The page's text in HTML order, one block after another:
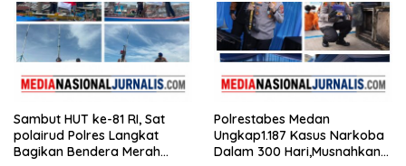
Sambut HUT ke-81 RI, Sat
polairud Polres Langkat
Bagikan Bendera Merah
Polrestabes Medan
Ungkap1.187 Kasus Narkoba
Dalam 300 Hari,Musnahkan